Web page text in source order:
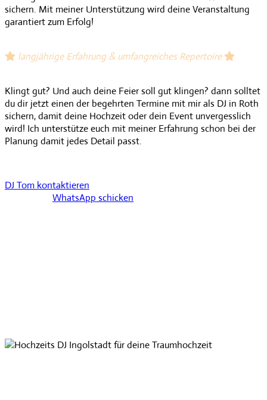
sichern. Mit meiner Unterstützung wird deine Veranstaltung
garantiert zum Erfolg!
langjährige Erfahrung & umfangreiches Repertoire
Klingt gut? Und auch deine Feier soll gut klingen? dann solltet
du dir jetzt einen der begehrten Termine mit mir als DJ in Roth
sichern, damit deine Hochzeit oder dein Event unvergesslich
wird! Ich unterstütze euch mit meiner Erfahrung schon bei der
Planung damit jedes Detail passt.
DJ Tom kontaktieren
WhatsApp schicken